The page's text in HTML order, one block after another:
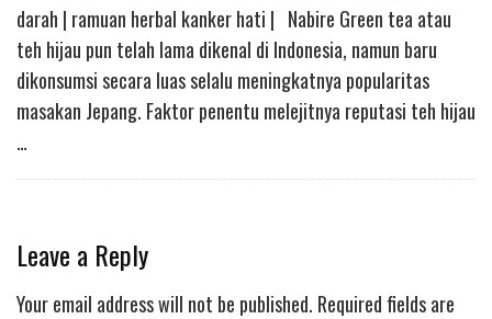
darah | ramuan herbal kanker hati | Nabire Green tea atau
teh hijau pun telah lama dikenal di Indonesia, namun baru
dikonsumsi secara luas selalu meningkatnya popularitas
masakan Jepang. Faktor penentu melejitnya reputasi teh hijau
…
Leave a Reply
Your email address will not be published. Required fields are